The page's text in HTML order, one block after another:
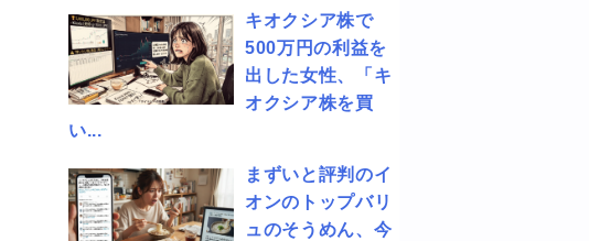
キオクシア株で
500万円の利益を
出した女性、「キ
オクシア株を買
い...
まずいと評判のイ
オンのトップバリ
ュのそうめん、今